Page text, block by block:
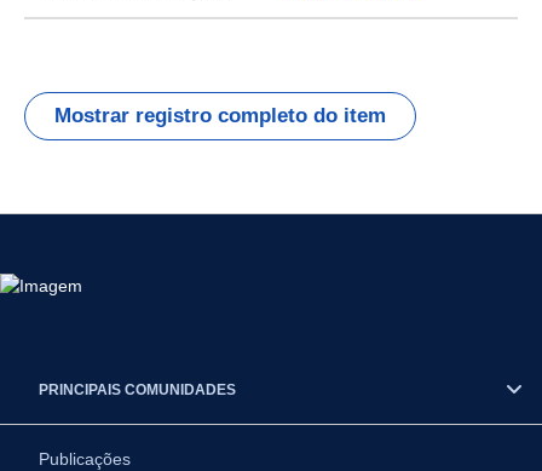
Mostrar registro completo do item
PRINCIPAIS COMUNIDADES
Publicações